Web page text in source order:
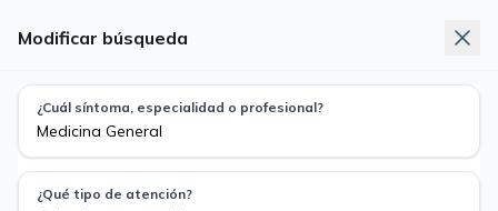
Busca síntoma, especialidad o profesional
Modificar búsqueda
¿Cuál síntoma, especialidad o profesional?
¿Qué tipo de atención?